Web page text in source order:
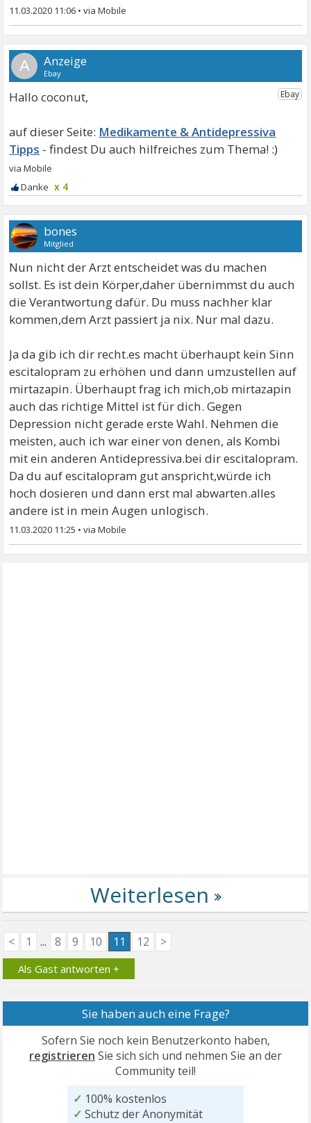
11.03.2020 11:06 •
A
Hallo coconut,
Medikamente & Antidepressiva
Tipps
x 4
bones
Mitglied
Nun nicht der Arzt entscheidet was du machen
sollst. Es ist dein Körper,daher übernimmst du auch
die Verantwortung dafür. Du muss nachher klar
kommen,dem Arzt passiert ja nix. Nur mal dazu.
Ja da gib ich dir recht.es macht überhaupt kein Sinn
escitalopram zu erhöhen und dann umzustellen auf
mirtazapin. Überhaupt frag ich mich,ob mirtazapin
auch das richtige Mittel ist für dich. Gegen
Depression nicht gerade erste Wahl. Nehmen die
meisten, auch ich war einer von denen, als Kombi
mit ein anderen Antidepressiva.bei dir escitalopram.
Da du auf escitalopram gut anspricht,würde ich
hoch dosieren und dann erst mal abwarten.alles
andere ist in mein Augen unlogisch.
11.03.2020 11:25 •
< 1 ... 8 9 10 11 12 >
Als Gast antworten +
Sie haben auch eine Frage?
Sofern Sie noch kein Benutzerkonto haben,
registrieren Sie sich sich und nehmen Sie an der
Community teil!
✓ 100% kostenlos
✓ Schutz der Anonymität